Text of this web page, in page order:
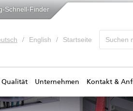
Schnell-Finder
English Startseite
Qualität Unternehmen Kontakt &